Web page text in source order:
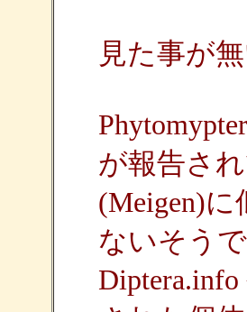
見た事が
が報告さ
(Meigen)
ないそうで